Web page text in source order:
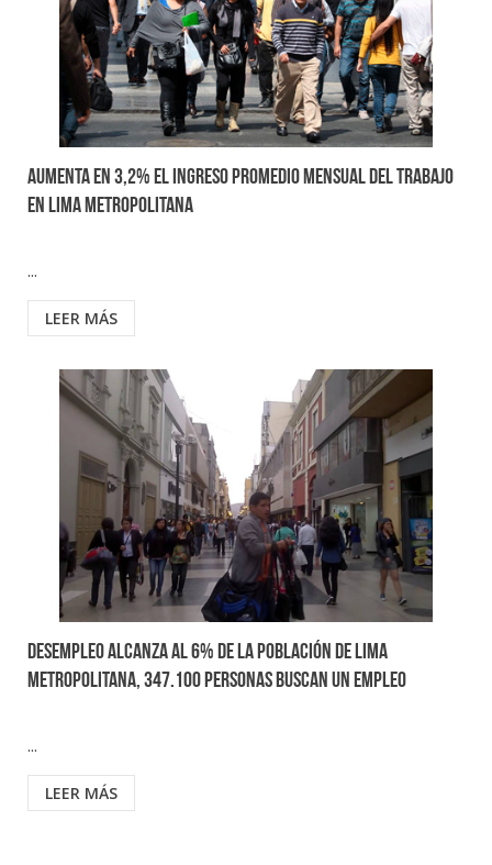
Aumenta en 3,2% el ingreso promedio mensual del trabajo
en Lima Metropolitana
...
LEER MÁS
Desempleo alcanza al 6% de la población de Lima
Metropolitana, 347.100 personas buscan un empleo
...
LEER MÁS